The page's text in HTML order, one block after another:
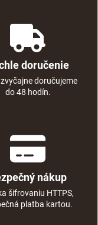
doručenie
doručujeme
do 48 hodín.
nákup
šifrovaniu HTTPS,
platba kartou.